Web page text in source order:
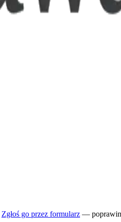
Zgłoś go przez formularz —